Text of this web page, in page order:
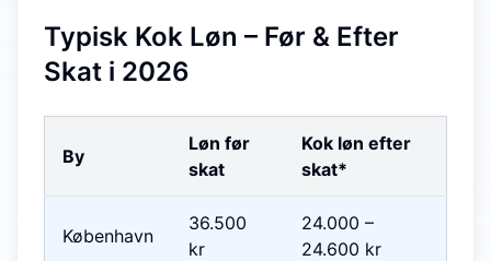
Typisk Kok Løn – Før & Efter
Skat i 2026
By
Løn før
skat
Kok løn efter
skat*
København
36.500
kr
24.000 –
24.600 kr